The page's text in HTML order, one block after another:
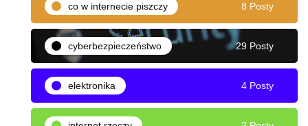
co w internecie piszczy 8 Posty
cyberbezpieczeństwo 29 Posty
elektronika 4 Posty